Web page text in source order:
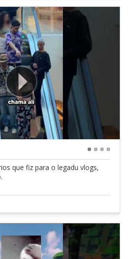
que fiz para o legadu vlogs,